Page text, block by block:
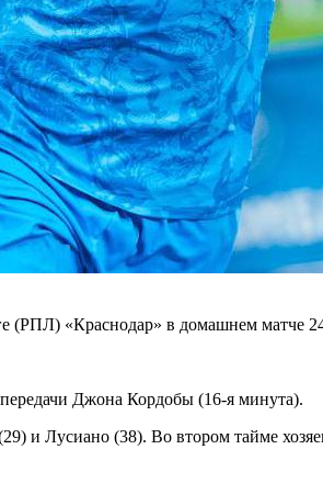
«Краснодар» в домашнем матче
Джона Кордобы (16-я минута).
и Лусиано (38). Во втором тайме